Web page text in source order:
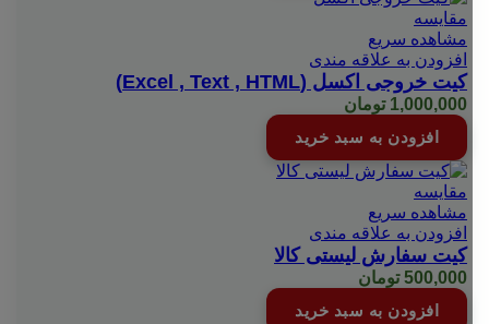
مقایسه
مشاهده سریع
افزودن به علاقه مندی
کیت خروجی اکسل (Excel , Text , HTML)
1,000,000 تومان
افزودن به سبد خرید
مقایسه
مشاهده سریع
افزودن به علاقه مندی
کیت سفارش لیستی کالا
500,000 تومان
افزودن به سبد خرید